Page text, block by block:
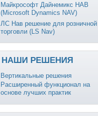
Майкрософт Дайнемикс НАВ
(Microsoft Dynamics NAV)
ЛС Нав решение для розничной
торговли (LS Nav)
НАШИ РЕШЕНИЯ
Вертикальные решения
Расширенный функционал на
основе лучших практик